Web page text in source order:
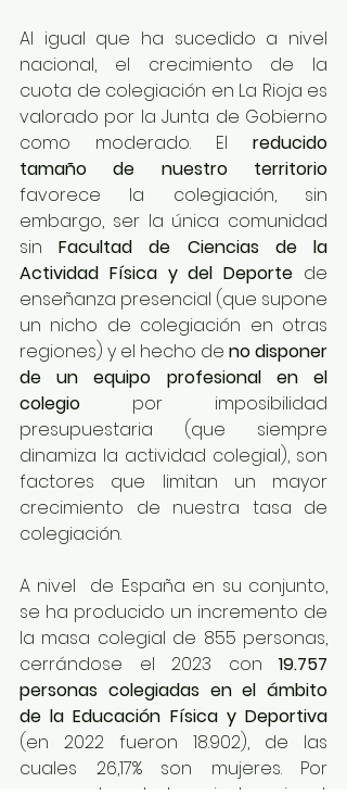
Al igual que ha sucedido a nivel
nacional, el crecimiento de la
cuota de colegiación en La Rioja es
valorado por la Junta de Gobierno
como moderado. El reducido
tamaño de nuestro territorio
favorece la colegiación, sin
embargo, ser la única comunidad
sin Facultad de Ciencias de la
Actividad Física y del Deporte de
enseñanza presencial (que supone
un nicho de colegiación en otras
regiones) y el hecho de no disponer
de un equipo profesional en el
colegio por imposibilidad
presupuestaria (que siempre
dinamiza la actividad colegial), son
factores que limitan un mayor
crecimiento de nuestra tasa de
colegiación.
A nivel  de España en su conjunto,
se ha producido un incremento de
la masa colegial de 855 personas,
cerrándose el 2023 con 19.757
personas colegiadas en el ámbito
de la Educación Física y Deportiva
(en 2022 fueron 18.902), de las
cuales 26,17% son mujeres. Por
rangos de edad, a nivel nacional,